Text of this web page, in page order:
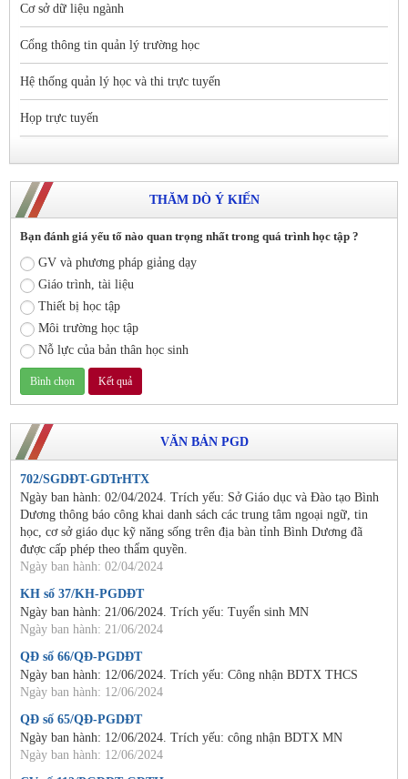
Cơ sở dữ liệu ngành
Cổng thông tin quản lý trường học
Hệ thống quản lý học và thi trực tuyến
Họp trực tuyến
THĂM DÒ Ý KIẾN
Bạn đánh giá yếu tố nào quan trọng nhất trong quá trình học tập ?
GV và phương pháp giảng dạy
Giáo trình, tài liệu
Thiết bị học tập
Môi trường học tập
Nỗ lực của bản thân học sinh
VĂN BẢN PGD
702/SGDĐT-GDTrHTX
Ngày ban hành: 02/04/2024. Trích yếu: Sở Giáo dục và Đào tạo Bình
Dương thông báo công khai danh sách các trung tâm ngoại ngữ, tin
học, cơ sở giáo dục kỹ năng sống trên địa bàn tỉnh Bình Dương đã
được cấp phép theo thẩm quyền.
Ngày ban hành: 02/04/2024
KH số 37/KH-PGDĐT
Ngày ban hành: 21/06/2024. Trích yếu: Tuyển sinh MN
Ngày ban hành: 21/06/2024
QĐ số 66/QĐ-PGDĐT
Ngày ban hành: 12/06/2024. Trích yếu: Công nhận BDTX THCS
Ngày ban hành: 12/06/2024
QĐ số 65/QĐ-PGDĐT
Ngày ban hành: 12/06/2024. Trích yếu: công nhận BDTX MN
Ngày ban hành: 12/06/2024